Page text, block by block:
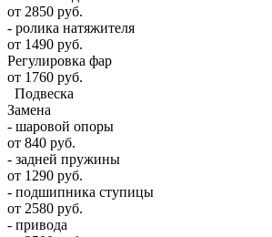
от 2850 руб.
- ролика натяжителя
от 1490 руб.
Регулировка фар
от 1760 руб.
Подвеска
Замена
- шаровой опоры
от 840 руб.
- задней пружины
от 1290 руб.
- подшипника ступицы
от 2580 руб.
- привода